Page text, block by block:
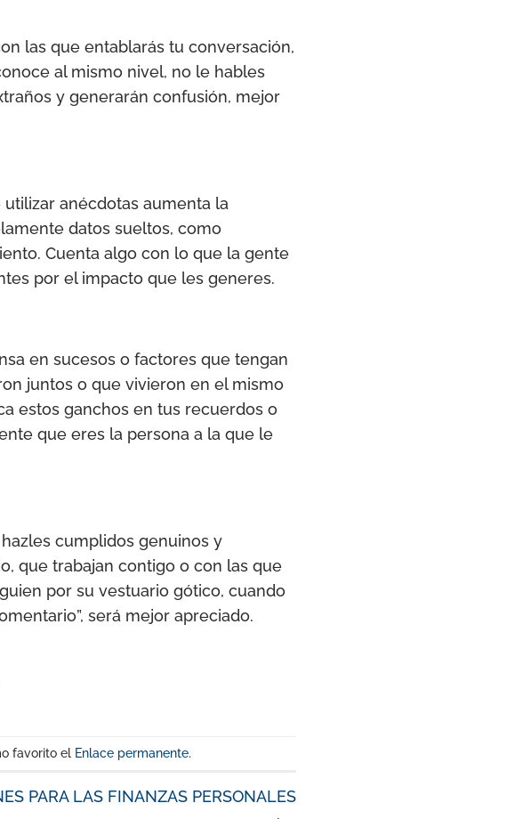
las que entablarás tu conversación,
al mismo nivel, no le hables
y generarán confusión, mejor
anécdotas aumenta la
datos sueltos, como
Cuenta algo con lo que la gente
por el impacto que les generes.
en sucesos o factores que tengan
juntos o que vivieron en el mismo
estos ganchos en tus recuerdos o
que eres la persona a la que le
cumplidos genuinos y
que trabajan contigo o con las que
por su vestuario gótico, cuando
será mejor apreciado.
favorito el Enlace permanente.
PARA LAS FINANZAS PERSONALES